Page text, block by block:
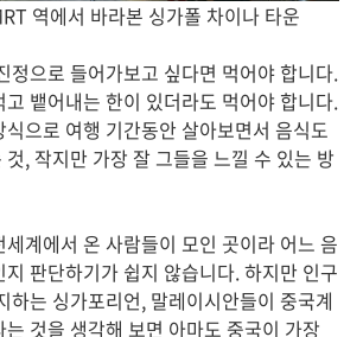
역에서 바라본 싱가폴 차이나 타운
정으로 들어가보고 싶다면 먹어야 합니다.
뱉어내는 한이 있더라도 먹어야 합니다.
으로 여행 기간동안 살아보면서 음식도
, 작지만 가장 잘 그들을 느낄 수 있는 방
계에서 온 사람들이 모인 곳이라 어느 음
판단하기가 쉽지 않습니다. 하지만 인구
하는 싱가포리언, 말레이시안들이 중국계
것을 생각해 보면 아마도 중국이 가장